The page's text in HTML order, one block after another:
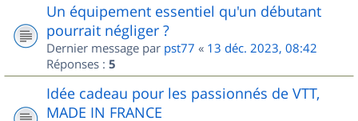
Un équipement essentiel qu'un débutant
pourrait négliger ?
Dernier message par pst77 « 13 déc. 2023, 08:42
Réponses : 5
Idée cadeau pour les passionnés de VTT,
MADE IN FRANCE